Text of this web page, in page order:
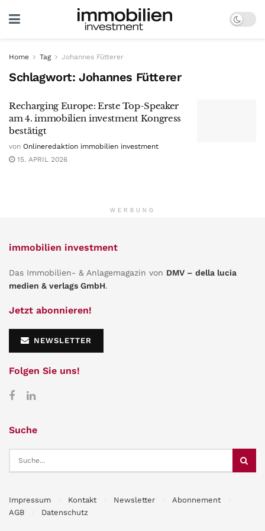
Home Tag Johannes Fütterer
Schlagwort:Johannes Fütterer
Recharging Europe: Erste Top-Speaker
am 4. immobilien investment Kongress
bestätigt
von Onlineredaktion immobilien investment
15. APRIL 2026
WERBUNG
immobilien investment
Das Immobilien- & Anlagemagazin von DMV – della lucia
medien & verlags GmbH.
Jetzt abonnieren!
NEWSLETTER
Folgen Sie uns!
Suche
Impressum Kontakt Newsletter
Abonnement
AGB
Datenschutz